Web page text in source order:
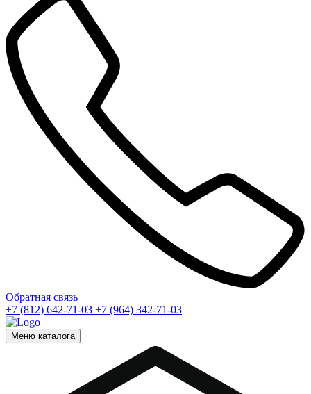
Обратная связь
+7 (812) 642-71-03 +7 (964) 342-71-03
Меню каталога